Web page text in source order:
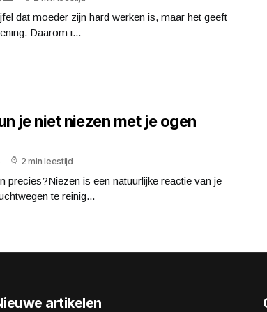
dat moeder zijn hard werken is, maar het geeft
Daarom i...
je niet niezen met je ogen
2 min leestijd
precies?Niezen is een natuurlijke reactie van je
te reinig...
artikelen